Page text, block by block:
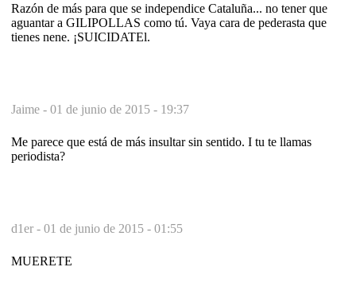
Razón de más para que se independice Cataluña... no tener que
aguantar a GILIPOLLAS como tú. Vaya cara de pederasta que
tienes nene. ¡SUICIDATEl.
Jaime - 01 de junio de 2015 - 19:37
Me parece que está de más insultar sin sentido. I tu te llamas
periodista?
d1er - 01 de junio de 2015 - 01:55
MUERETE